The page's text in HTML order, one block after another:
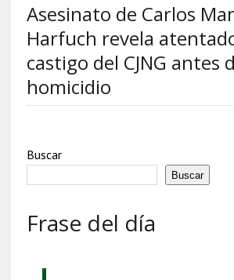
Asesinato de Carlos
Harfuch revela
castigo del CJNG antes
homicidio
Buscar
Buscar
Frase del día